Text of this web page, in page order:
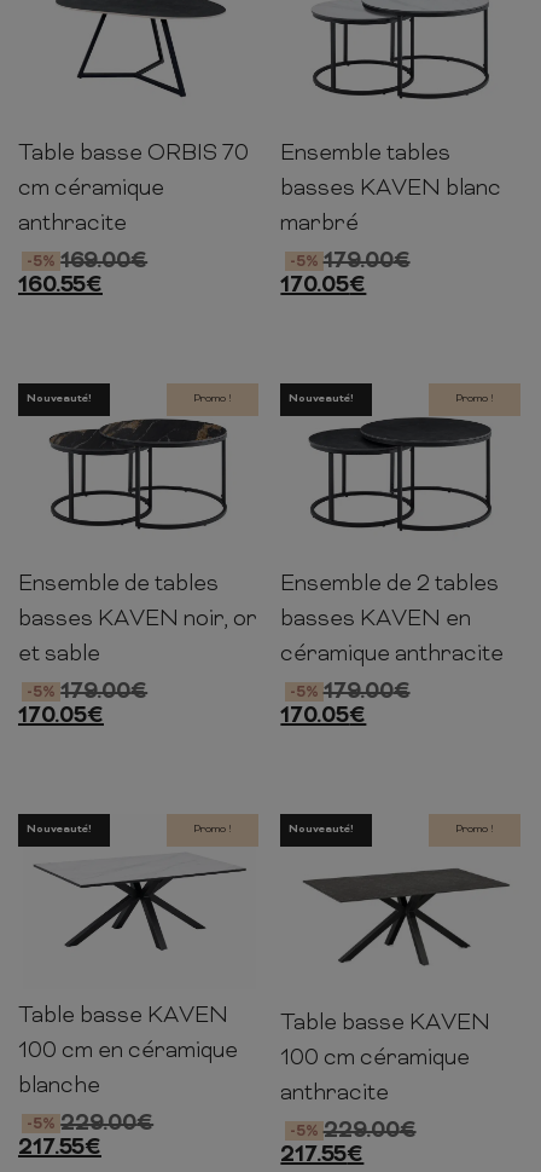
45cm 70cm 55cm
Table basse ORBIS 70
cm céramique
anthracite
169.00€
-5%
160.55€
45-
60-
75cm
Ensemble tables
basses KAVEN blanc
marbré
179.00€
-5%
170.05€
Nouveauté! Promo !
45-
60-
75cm
60-
75cm
Ensemble de tables
basses KAVEN noir, or
et sable
179.00€
-5%
170.05€
Nouveauté! Promo !
45-
60-
75cm
60-
Ensemble de 2 tables
basses KAVEN en
céramique anthracite
179.00€
-5%
170.05€
Nouveauté! Promo !
45cm 100cm 60cm
Table basse KAVEN
100 cm en céramique
blanche
229.00€
-5%
217.55€
Nouveauté! Promo !
45cm 100cm 60cm
Table basse KAVEN
100 cm céramique
anthracite
229.00€
-5%
217.55€